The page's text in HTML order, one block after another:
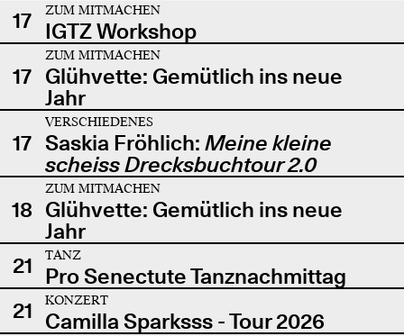
17
ZUM MITMACHEN
IGTZ Workshop
17
ZUM MITMACHEN
Glühvette: Gemütlich ins neue
Jahr
17
VERSCHIEDENES
Saskia Fröhlich: Meine kleine
scheiss Drecksbuchtour 2.0
18
ZUM MITMACHEN
Glühvette: Gemütlich ins neue
Jahr
21
TANZ
Pro Senectute Tanznachmittag
21
KONZERT
Camilla Sparksss - Tour 2026